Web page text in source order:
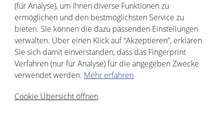
Prüfungsvorbereitung
zur Abschlussprüfung
Teil-II Theorie Metall
IM/ZM
2026
(für Analyse), um Ihnen diverse Funktionen zu
ermöglichen und den bestmöglichsten Service zu
bieten. Sie können die dazu passenden Einstellungen
verwalten. Über einen Klick auf “Akzeptieren”, erklären
Sie sich damit einverstanden, dass das Fingerprint
Verfahren (nur für Analyse) für die angegeben Zwecke
verwendet werden. Mehr erfahren
Cookie Übersicht öffnen